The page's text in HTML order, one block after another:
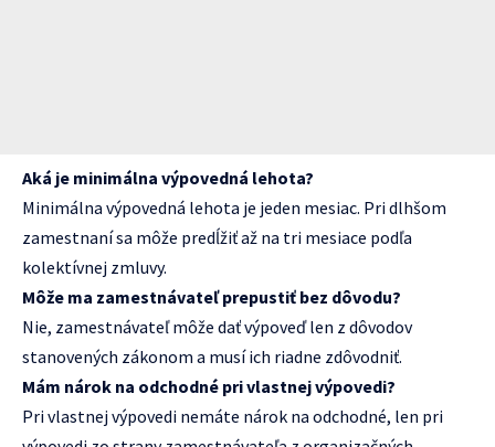
Aká je minimálna výpovedná lehota?
Minimálna výpovedná lehota je jeden mesiac. Pri dlhšom
zamestnaní sa môže predĺžiť až na tri mesiace podľa
kolektívnej zmluvy.
Môže ma zamestnávateľ prepustiť bez dôvodu?
Nie, zamestnávateľ môže dať výpoveď len z dôvodov
stanovených zákonom a musí ich riadne zdôvodniť.
Mám nárok na odchodné pri vlastnej výpovedi?
Pri vlastnej výpovedi nemáte nárok na odchodné, len pri